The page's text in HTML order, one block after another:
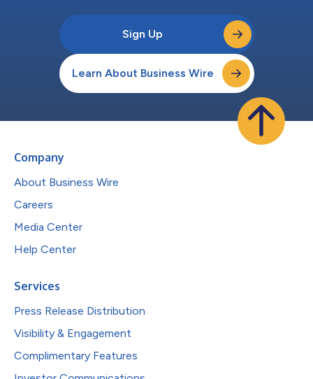
Sign Up
Learn About Business Wire
Company
About Business Wire
Careers
Media Center
Help Center
Services
Press Release Distribution
Visibility & Engagement
Complimentary Features